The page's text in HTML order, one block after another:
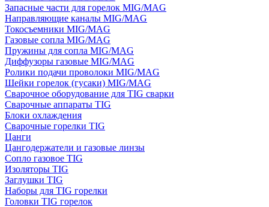
Запасные части для горелок MIG/MAG
Направляющие каналы MIG/MAG
Токосъемники MIG/MAG
Газовые сопла MIG/MAG
Пружины для сопла MIG/MAG
Диффузоры газовые MIG/MAG
Ролики подачи проволоки MIG/MAG
Шейки горелок (гусаки) MIG/MAG
Сварочное оборудование для TIG сварки
Сварочные аппараты TIG
Блоки охлаждения
Сварочные горелки TIG
Цанги
Цангодержатели и газовые линзы
Сопло газовое TIG
Изоляторы TIG
Заглушки TIG
Наборы для TIG горелки
Головки TIG горелок